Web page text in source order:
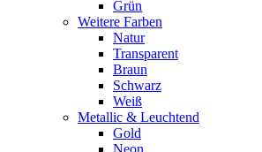
Grün
Weitere Farben
Natur
Transparent
Braun
Schwarz
Weiß
Metallic & Leuchtend
Gold
Neon